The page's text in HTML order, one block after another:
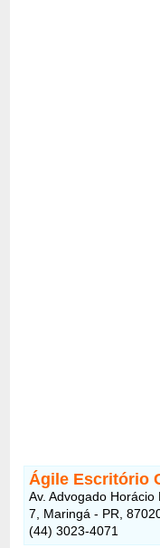
Ágile Escritório
Av. Advogado
7, Maringá - PR,
(44) 3023-4071